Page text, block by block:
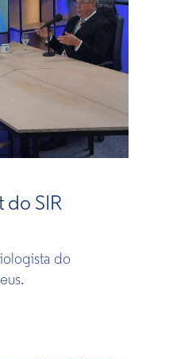
do SIR
do